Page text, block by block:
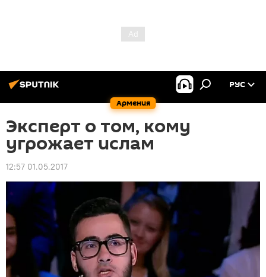
Армения
РУС
Эксперт о том, кому
угрожает ислам
12:57 01.05.2017